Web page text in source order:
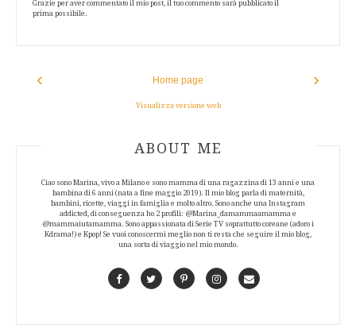
Grazie per aver commentato il mio post, il tuo commento sarà pubblicato il
prima possibile.
‹ ›
Home page
Visualizza versione web
ABOUT AUTHOR
ABOUT ME
Ciao sono Marina, vivo a Milano e sono mamma di una ragazzina di 13 anni e una
bambina di 6 anni (nata a fine maggio 2019). Il mio blog parla di maternità,
bambini, ricette, viaggi in famiglia e molto altro. Sono anche una Instagram
addicted, di conseguenza ho 2 profili: @Marina_damammaamamma e
@mammaiutamamma. Sono appassionata di Serie TV soprattutto coreane (adoro i
Kdrama!) e Kpop! Se vuoi conoscermi meglio non ti resta che seguire il mio blog,
una sorta di viaggio nel mio mondo.
FacebookTwitterPinterestInstagramContact